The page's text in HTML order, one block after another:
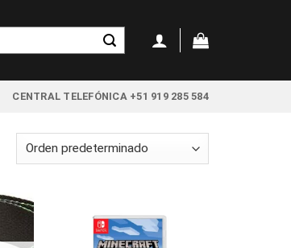
CENTRAL TELEFÓNICA +51 919 285 584